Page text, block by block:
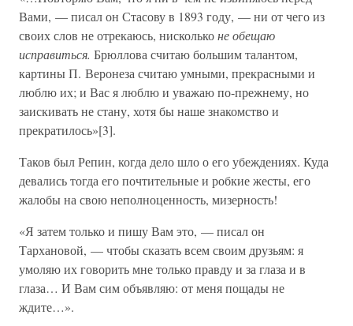
Вами, — писал он Стасову в 1893 году, — ни от чего из
своих слов не отрекаюсь, нискольконе обещаю
исправиться. Брюллова считаю большим талантом,
картины П. Веронеза считаю умными, прекрасными и
люблю их; и Вас я люблю и уважаю по-прежнему, но
заискивать не стану, хотя бы наше знакомство и
прекратилось»[3].
Таков был Репин, когда дело шло о его убеждениях. Куда
девались тогда его почтительные и робкие жесты, его
жалобы на свою неполноценность, мизерность!
«Я затем только и пишу Вам это, — писал он
Тархановой, — чтобы сказать всем своим друзьям: я
умоляю их говорить мне только правду и за глаза и в
глаза… И Вам сим объявляю: от меня пощады не
ждите…».